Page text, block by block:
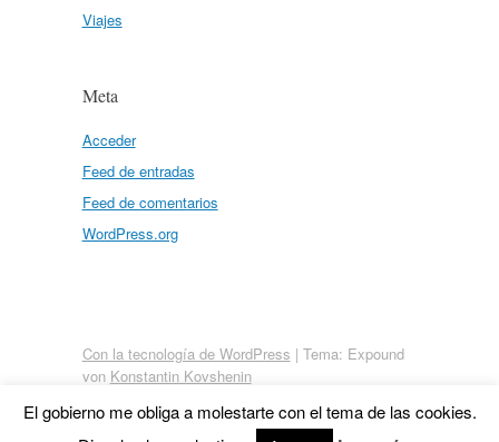
Viajes
Meta
Acceder
Feed de entradas
Feed de comentarios
WordPress.org
Con la tecnología de WordPress | Tema: Expound
von Konstantin Kovshenin
El gobierno me obliga a molestarte con el tema de las cookies.